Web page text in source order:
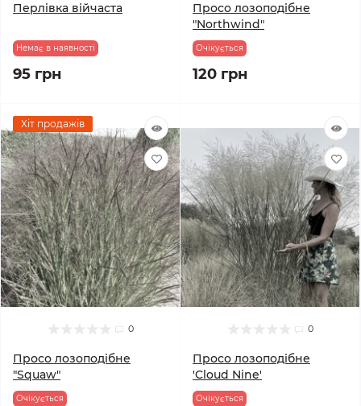
Перлівка війчаста
Немає в наявності
95 грн
Просо лозоподібне
"Northwind"
Очікується
120 грн
Хіт продажів
0
Просо лозоподібне
"Squaw"
Очікується
0
Просо лозоподібне
'Cloud Nine'
Очікується